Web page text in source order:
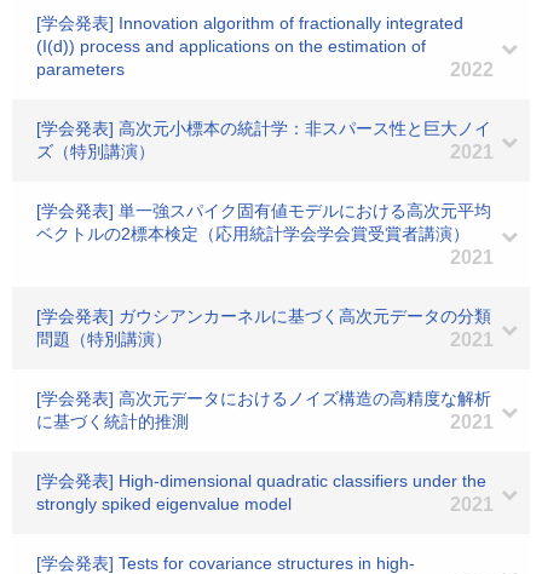
[学会発表] Innovation algorithm of fractionally integrated
(I(d)) process and applications on the estimation of
parameters
2022
[学会発表] 高次元小標本の統計学：非スパース性と巨大ノイ
ズ（特別講演）
2021
[学会発表] 単一強スパイク固有値モデルにおける高次元平均
ベクトルの2標本検定（応用統計学会学会賞受賞者講演）
2021
[学会発表] ガウシアンカーネルに基づく高次元データの分類
問題（特別講演）
2021
[学会発表] 高次元データにおけるノイズ構造の高精度な解析
に基づく統計的推測
2021
[学会発表] High-dimensional quadratic classifiers under the
strongly spiked eigenvalue model
2021
[学会発表] Tests for covariance structures in high-